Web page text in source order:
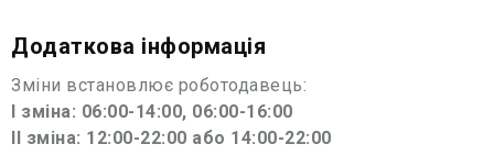
Додаткова інформація
Зміни встановлює роботодавець:
I зміна: 06:00-14:00, 06:00-16:00
II зміна: 12:00-22:00 або 14:00-22:00